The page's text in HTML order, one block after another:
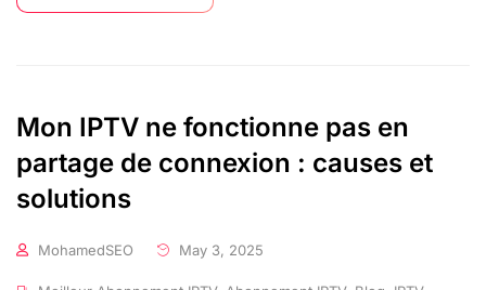
Mon IPTV ne fonctionne pas en
partage de connexion : causes et
solutions
MohamedSEO May 3, 2025